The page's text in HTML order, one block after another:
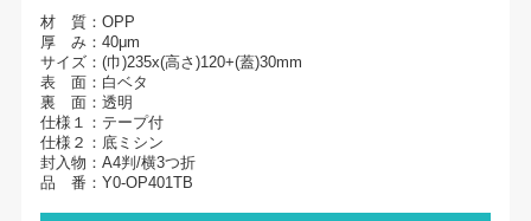
材 質：OPP
厚 み：40μm
サイズ：(巾)235x(高さ)120+(蓋)30mm
表 面：白ベタ
裏 面：透明
仕様１：テープ付
仕様２：底ミシン
封入物：A4判/横3つ折
品 番：Y0-OP401TB